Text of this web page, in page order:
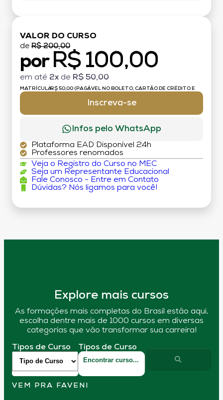
VALOR DO CURSO
de R$ 200,00
por R$ 100,00
em até 2x de R$ 50,00
MATRÍCULA:R$ 50,00 (PAGÁVEL NO BOLETO, CARTÃO DE CRÉDITO E
Inscreva-se
Infos pelo WhatsApp
Plataforma EAD Disponível 24h
Professores renomados
Veja o Registro do Curso no MEC
Seja um Representante Educacional
Fale Conosco - Entre em Contato
Dúvidas? Nós ligamos para você!
Explore mais cursos
As formações mais completas do Brasil estão aqui,
escolha dentre mais de 1000 cursos em diversas
categorias que vão transformar sua carreira!
Tipos de Curso Tipos de Curso
VEM PRA FAVENI